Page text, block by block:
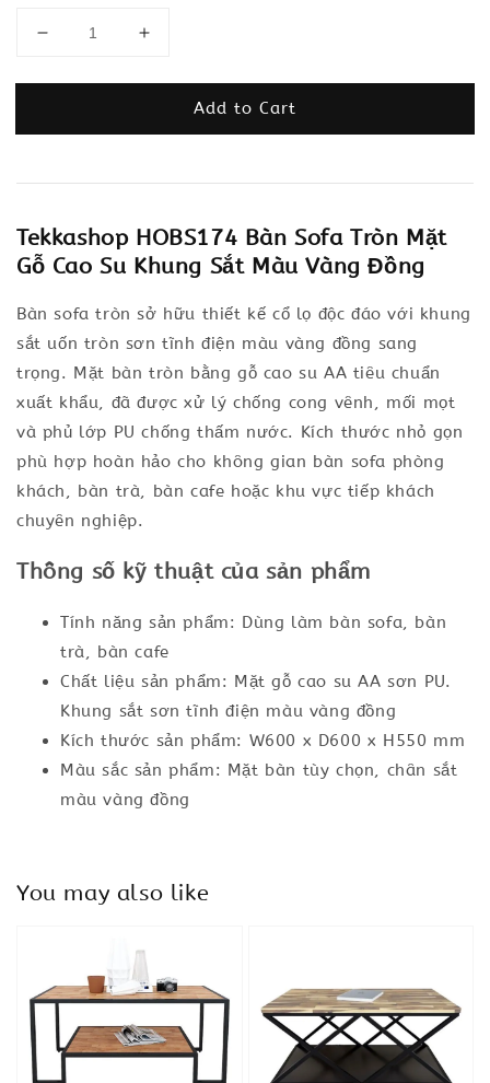
Add to Cart
Tekkashop HOBS174 Bàn Sofa Tròn Mặt
Gỗ Cao Su Khung Sắt Màu Vàng Đồng
Bàn sofa tròn sở hữu thiết kế cổ lọ độc đáo với khung
sắt uốn tròn sơn tĩnh điện màu vàng đồng sang
trọng. Mặt bàn tròn bằng gỗ cao su AA tiêu chuẩn
xuất khẩu, đã được xử lý chống cong vênh, mối mọt
và phủ lớp PU chống thấm nước. Kích thước nhỏ gọn
phù hợp hoàn hảo cho không gian bàn sofa phòng
khách, bàn trà, bàn cafe hoặc khu vực tiếp khách
chuyên nghiệp.
Thông số kỹ thuật của sản phẩm
Tính năng sản phẩm: Dùng làm bàn sofa, bàn
trà, bàn cafe
Chất liệu sản phẩm: Mặt gỗ cao su AA sơn PU.
Khung sắt sơn tĩnh điện màu vàng đồng
Kích thước sản phẩm: W600 x D600 x H550 mm
Màu sắc sản phẩm: Mặt bàn tùy chọn, chân sắt
màu vàng đồng
You may also like